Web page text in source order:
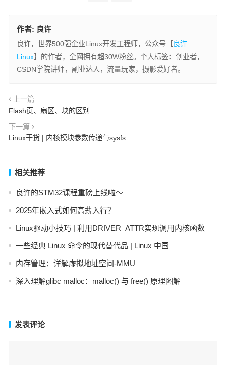
作者: 良许
良许，世界500强企业Linux开发工程师，公众号【 良许
Linux】的作者，全网拥有超30W粉丝。个人标签：创业者，
CSDN学院讲师，副业达人，流量玩家，摄影爱好者。
上一篇
Flash页、扇区、块的区别
下一篇
Linux干货 | 内核模块参数传递与sysfs
相关推荐
良许的STM32课程重磅上线啦～
2025年嵌入式如何高薪入行？
Linux驱动小技巧 | 利用DRIVER_ATTR实现调用内核函数
一些经典 Linux 命令的现代替代品 | Linux 中国
内存管理：详解虚拟地址空间-MMU
深入理解glibc malloc：malloc() 与 free() 原理图解
发表评论